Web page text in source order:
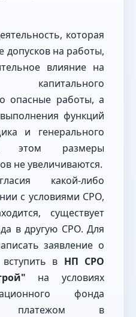
которая
допусков на работы,
влияние на
опасные работы, а
функций
и генерального
этом размеры
не увеличиваются.
какой-либо
с условиями СРО,
существует
в другую СРО. Для
заявление о
в НП СРО
на условиях
фонда
платежом в